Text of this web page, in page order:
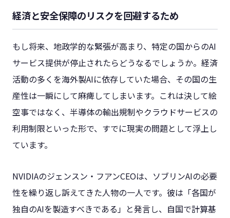
経済と安全保障のリスクを回避するため
もし将来、地政学的な緊張が高まり、特定の国からのAI
サービス提供が停止されたらどうなるでしょうか。経済
活動の多くを海外製AIに依存していた場合、その国の生
産性は一瞬にして麻痺してしまいます。これは決して絵
空事ではなく、半導体の輸出規制やクラウドサービスの
利用制限といった形で、すでに現実の問題として浮上し
ています。
NVIDIAのジェンスン・フアンCEOは、ソブリンAIの必要
性を繰り返し訴えてきた人物の一人です。彼は「各国が
独自のAIを製造すべきである」と発言し、自国で計算基